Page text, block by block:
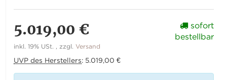
5.019,00 €
inkl. 19% USt. , zzgl.Versand
UVP des Herstellers: 5.019,00 €
sofort
bestellbar